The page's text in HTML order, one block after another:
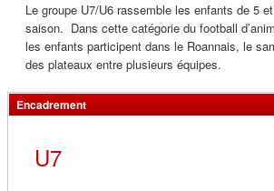
Le groupe U7/U6 rassemble les enfants de 5
saison. Dans cette catégorie du football
les enfants participent dans le Roannais, le
des plateaux entre plusieurs équipes.
Encadrement
U7